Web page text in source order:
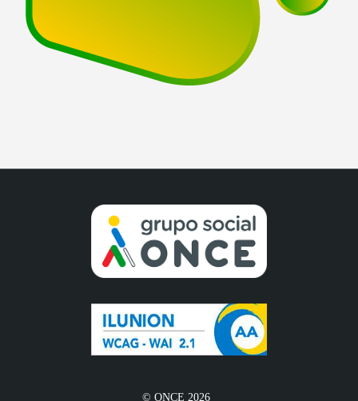
© ONCE 2026